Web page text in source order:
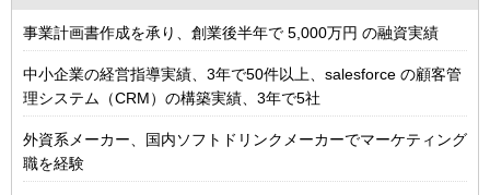
事業計画書作成を承り、創業後半年で 5,000万円 の融資実績
中小企業の経営指導実績、3年で50件以上、salesforce の顧客管
理システム（CRM）の構築実績、3年で5社
外資系メーカー、国内ソフトドリンクメーカーでマーケティング
職を経験